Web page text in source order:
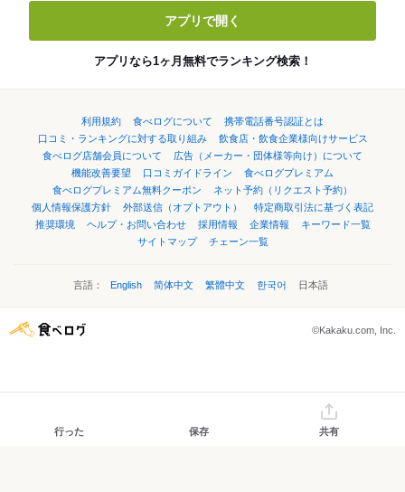
アプリで開く
アプリなら1ヶ月無料でランキング検索！
利用規約 食べログについて
携帯電話番号認証とは
口コミ・ランキングに対する取り組み
飲食店・飲食企業様向けサービス
食べログ店舗会員について
広告（メーカー・団体様等向け）について
機能改善要望
口コミガイドライン
食べログプレミアム
食べログプレミアム無料クーポン
ネット予約（リクエスト予約）
個人情報保護方針
外部送信（オプトアウト）
特定商取引法に基づく表記
推奨環境
ヘルプ・お問い合わせ 採用情報 企業情報
キーワード一覧
サイトマップ
チェーン一覧
言語： English 简体中文 繁體中文 한국어 日本語
©Kakaku.com, Inc.
行った 保存 共有